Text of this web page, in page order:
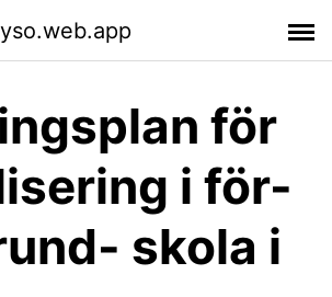
för
i för-
skola i